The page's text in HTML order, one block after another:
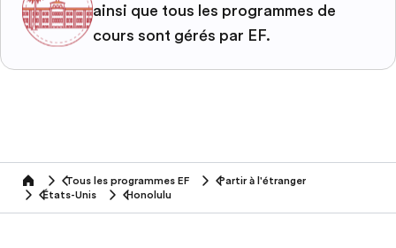
ainsi que tous les programmes de
cours sont gérés par EF.
home Tous les programmes EF
Partir à l'étranger
États-Unis
Honolulu